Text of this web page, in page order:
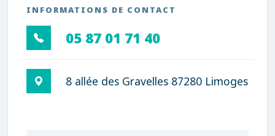
INFORMATIONS DE CONTACT
05 87 01 71 40
8 allée des Gravelles 87280 Limoges